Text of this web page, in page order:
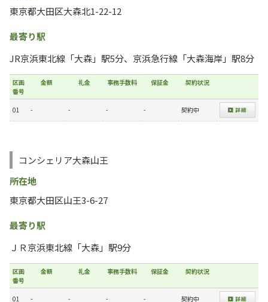
東京都大田区大森北1-22-12
最寄り駅
JR京浜東北線「大森」駅5分、京浜急行線「大森海岸」駅8分
区画
番号
金額 礼金 事務手数料 保証金 契約状況
01 - - - - 契約中
コンシェリア大森山王
所在地
東京都大田区山王3-6-27
最寄り駅
ＪＲ京浜東北線「大森」駅9分
区画
番号
金額 礼金 事務手数料 保証金 契約状況
01 - - - - 契約中